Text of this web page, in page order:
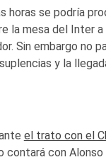
se podría
la mesa del Inter a
Sin embargo no
y la
el trato con el
contará con